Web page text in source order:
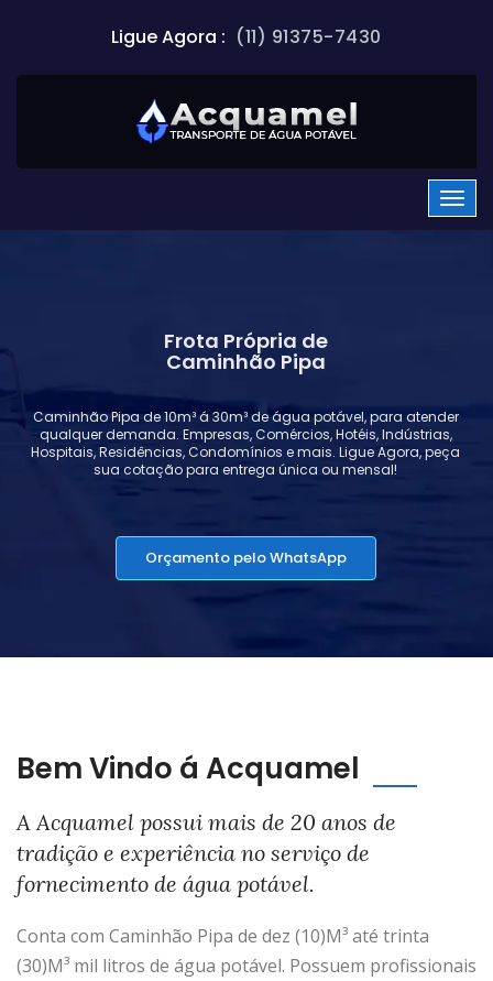
Ligue Agora : (11) 91375-7430
Frota Própria de
Caminhão Pipa
Caminhão Pipa de 10m³ á 30m³ de água potável, para atender
qualquer demanda. Empresas, Comércios, Hotéis, Indústrias,
Hospitais, Residências, Condomínios e mais. Ligue Agora, peça
sua cotação para entrega única ou mensal!
Orçamento pelo WhatsApp
Bem Vindo á Acquamel
A Acquamel possui mais de 20 anos de
tradição e experiência no serviço de
fornecimento de água potável.
Conta com Caminhão Pipa de dez (10)M³ até trinta
(30)M³ mil litros de água potável. Possuem profissionais